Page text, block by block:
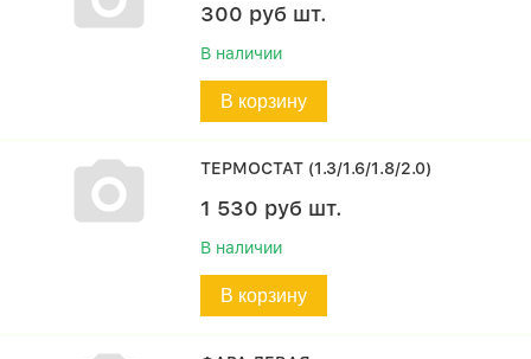
300 руб шт.
В наличии
В корзину
ТЕРМОСТАТ (1.3/1.6/1.8/2.0)
1 530 руб шт.
В наличии
В корзину